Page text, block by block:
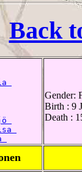
Back
Gender:
Birth : 9
Death :